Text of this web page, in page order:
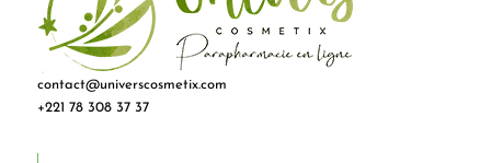
contact@universcosmetix.com
+221 78 308 37 37